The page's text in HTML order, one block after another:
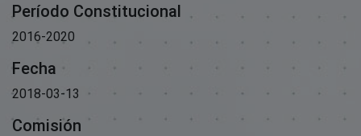
Período Constitucional
2016-2020
Fecha
2018-03-13
Comisión